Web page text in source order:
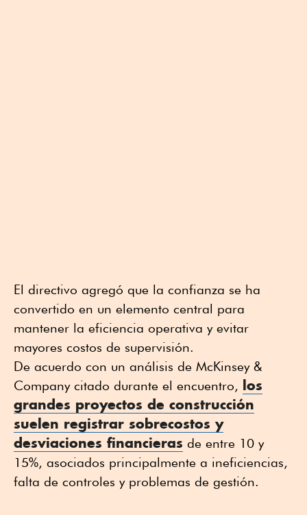
El directivo agregó que la confianza se ha
convertido en un elemento central para
mantener la eficiencia operativa y evitar
mayores costos de supervisión.
De acuerdo con un análisis de McKinsey &
Company citado durante el encuentro, los
grandes proyectos de construcción
suelen registrar sobrecostos y
desviaciones financieras de entre 10 y
15%, asociados principalmente a ineficiencias,
falta de controles y problemas de gestión.